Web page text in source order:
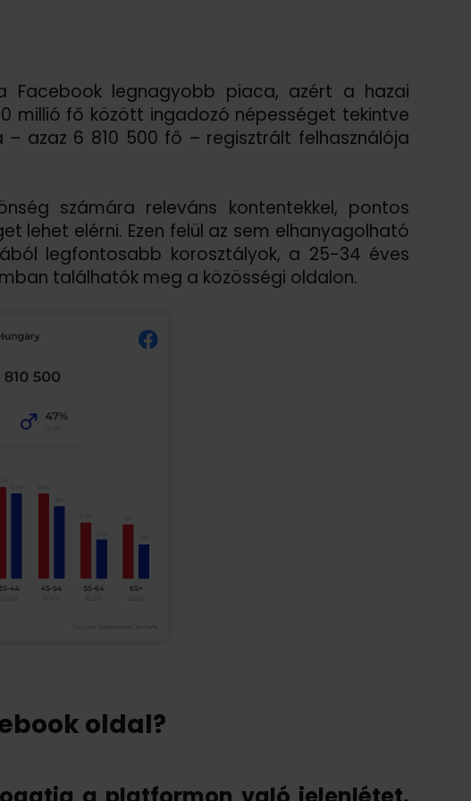
legnagyobb piaca, azért a hazai
millió fő között ingadozó népességet tekintve
azaz 6 810 500 fő – regisztrált felhasználója
számára releváns kontentekkel, pontos
lehet elérni. Ezen felül az sem elhanyagolható
legfontosabb korosztályok, a 25-34 éves
találhatók meg a közösségi oldalon.
oldal?